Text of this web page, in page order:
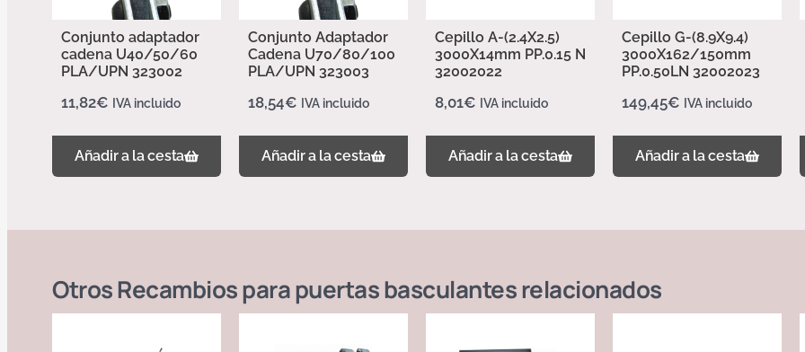
Conjunto adaptador
cadena U40/50/60
PLA/UPN 323002
11,82€ IVA incluido
Añadir a la cesta
Conjunto Adaptador
Cadena U70/80/100
PLA/UPN 323003
18,54€ IVA incluido
Añadir a la cesta
Cepillo A-(2.4X2.5)
3000X14mm PP.0.15 N
32002022
8,01€ IVA incluido
Añadir a la cesta
Cepillo G-(8.9X9.4)
3000X162/150mm
PP.0.50LN 32002023
149,45€ IVA incluido
Añadir a la cesta
OtrosRecambios para puertas basculantesrelacionados